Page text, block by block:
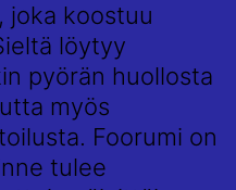
joka koostuu
löytyy
pyörän huollosta
myös
Foorumi on
tulee